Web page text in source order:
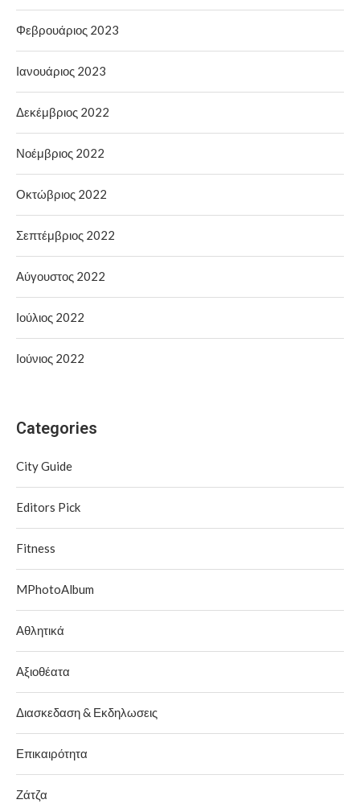
Φεβρουάριος 2023
Ιανουάριος 2023
Δεκέμβριος 2022
Νοέμβριος 2022
Οκτώβριος 2022
Σεπτέμβριος 2022
Αύγουστος 2022
Ιούλιος 2022
Ιούνιος 2022
Categories
City Guide
Editors Pick
Fitness
MPhotoAlbum
Αθλητικά
Αξιοθέατα
Διασκεδαση & Εκδηλωσεις
Επικαιρότητα
Ζάτζα